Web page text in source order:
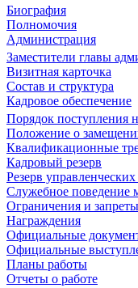
Биография
Полномочия
Администрация
Заместители главы
Визитная карточка
Состав и структура
Кадровое обеспечение
Порядок поступления
Положение о
Квалификационные
Кадровый резерв
Резерв
Служебное
Ограничения и запреты
Награждения
Официальные
Официальные
Планы работы
Отчеты о работе